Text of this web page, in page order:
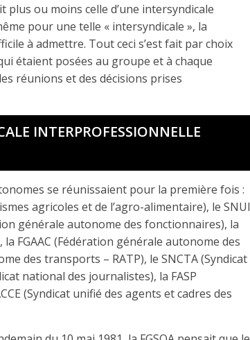
plus ou moins celle d’une intersyndicale
pour une telle « intersyndicale », la
à admettre. Tout ceci s’est fait par choix
étaient posées au groupe et à chaque
réunions et des décisions prises
INTERPROFESSIONNELLE
se réunissaient pour la première fois :
agricoles et de l’agro-alimentaire), le SNUI
générale autonome des fonctionnaires), la
FGAAC (Fédération générale autonome des
des transports – RATP), le SNCTA (Syndicat
national des journalistes), la FASP
(Syndicat unifié des agents et cadres des